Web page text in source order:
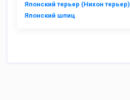
Японский терьер (Нихон терьер)
Японский шпиц